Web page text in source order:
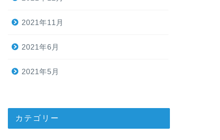
2021年11月
2021年6月
2021年5月
カテゴリー